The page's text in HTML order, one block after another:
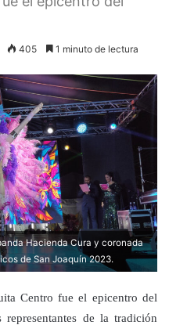
405 1 minuto de lectura
Hacienda Cura y coronada
de San Joaquín 2023.
Centro fue el epicentro del
de la tradición